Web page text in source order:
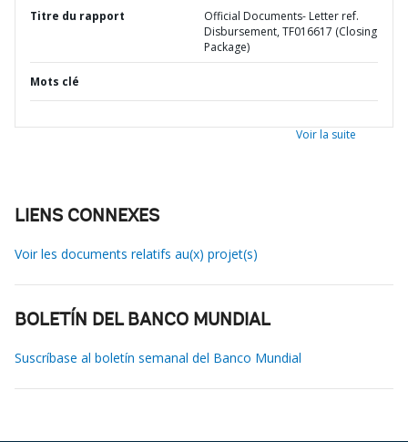
Titre du rapport
Official Documents- Letter ref.
Disbursement, TF016617 (Closing
Package)
Mots clé
Voir la suite
LIENS CONNEXES
Voir les documents relatifs au(x) projet(s)
BOLETÍN DEL BANCO MUNDIAL
Suscríbase al boletín semanal del Banco Mundial